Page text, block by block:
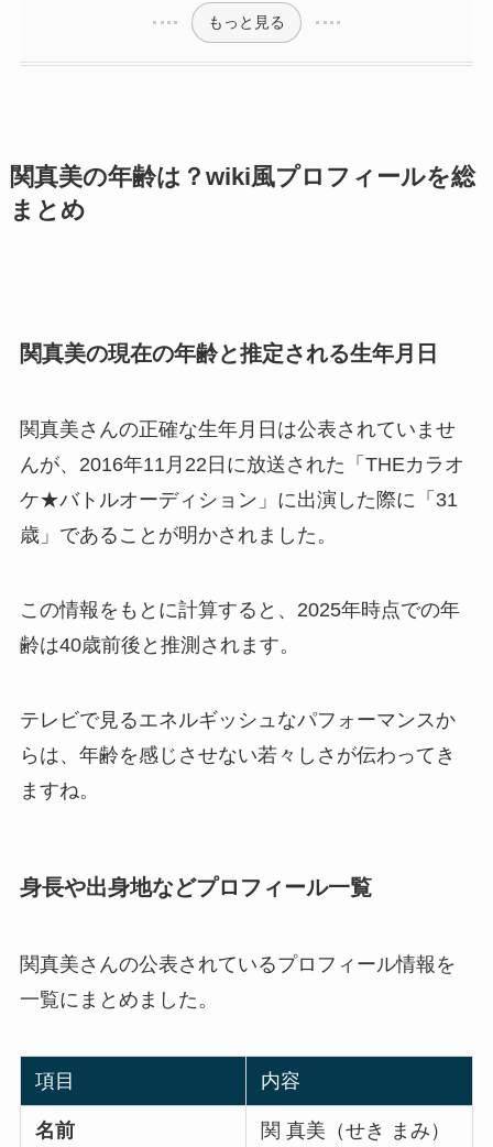
もっと見る
関真美の年齢は？wiki風プロフィールを総
まとめ
関真美の現在の年齢と推定される生年月日
関真美さんの正確な生年月日は公表されていませ
んが、2016年11月22日に放送された「THEカラオ
ケ★バトルオーディション」に出演した際に「31
歳」であることが明かされました。
この情報をもとに計算すると、2025年時点での年
齢は40歳前後と推測されます。
テレビで見るエネルギッシュなパフォーマンスか
らは、年齢を感じさせない若々しさが伝わってき
ますね。
身長や出身地などプロフィール一覧
関真美さんの公表されているプロフィール情報を
一覧にまとめました。
項目 内容
名前 関 真美（せき まみ）